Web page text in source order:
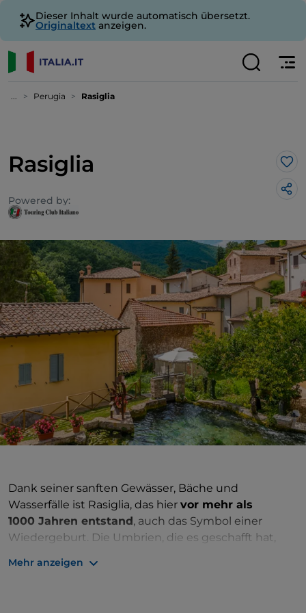
Dieser Inhalt wurde automatisch übersetzt.
Originaltext anzeigen.
... Perugia Rasiglia
Rasiglia
Powered by:
Dank seiner sanften Gewässer, Bäche und
Wasserfälle ist Rasiglia, das hier vor mehr als
1000 Jahren entstand , auch das Symbol einer
Wiedergeburt. Die Umbrien, die es geschafft hat,
wieder auf die Beine zu stellen
Mehr anzeigen